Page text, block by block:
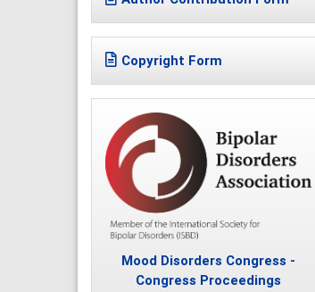
Copyright Form
Mood Disorders Congress -
Congress Proceedings